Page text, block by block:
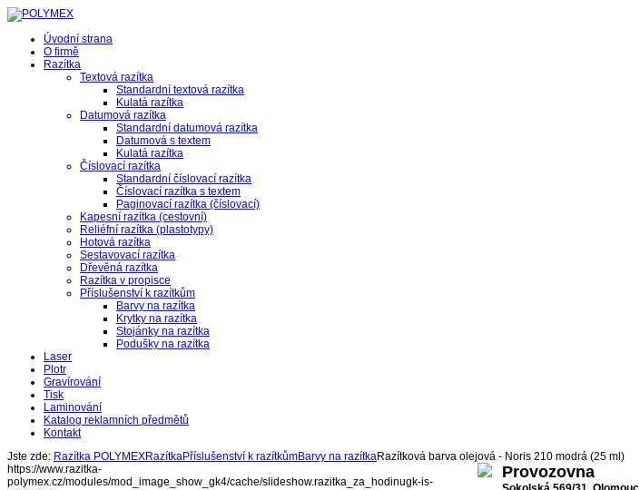
Úvodní strana
O firmě
Razítka
Textová razítka
Standardní textová razítka
Kulatá razítka
Datumová razítka
Standardní datumová razítka
Datumová s textem
Kulatá razítka
Číslovací razítka
Standardní číslovací razítka
Číslovací razítka s textem
Paginovací razítka (číslovací)
Kapesní razítka (cestovní)
Reliéfní razítka (plastotypy)
Hotová razítka
Sestavovací razítka
Dřevěná razítka
Razítka v propisce
Příslušenství k razítkům
Barvy na razítka
Krytky na razítka
Stojánky na razítka
Podušky na razítka
Laser
Plotr
Gravírování
Tisk
Laminování
Katalog reklamních předmětů
Kontakt
Jste zde: Razítka POLYMEXRazítkaPříslušenství k razítkůmBarvy na razítkaRazítková barva olejová - Noris 210 modrá (25 ml)
https://www.razitka-
polymex.cz/modules/mod_image_show_gk4/cache/slideshow.razitka_za_hodinugk-is-
Provozovna